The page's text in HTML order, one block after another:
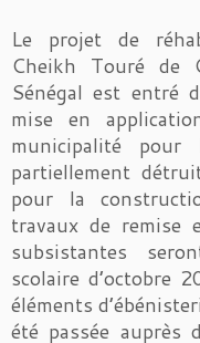
Le projet de
Cheikh Touré de
Sénégal est entré
mise en
municipalité pour
partiellement
pour la
travaux de remise
subsistantes
scolaire d’octobre
éléments
été passée auprès